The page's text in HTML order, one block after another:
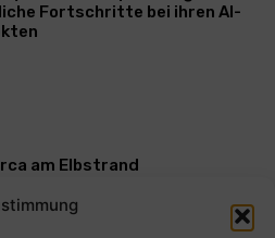
Fortschritte bei ihren AI-
am Elbstrand